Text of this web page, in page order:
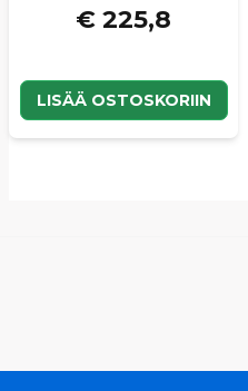
€ 225,8
LISÄÄ OSTOSKORIIN